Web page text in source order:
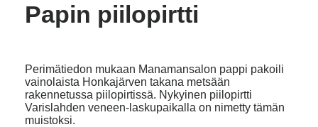
Papin piilopirtti
Perimätiedon mukaan Manamansalon pappi pakoili
vainolaista Honkajärven takana metsään
rakennetussa piilopirtissä. Nykyinen piilopirtti
Varislahden veneen-laskupaikalla on nimetty tämän
muistoksi.